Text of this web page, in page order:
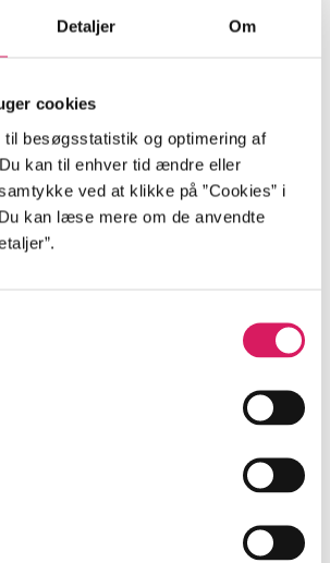
Detaljer Om
cookies
besøgsstatistik og optimering af
kan til enhver tid ændre eller
ved at klikke på ”Cookies” i
kan læse mere om de anvendte
ikke materialer med det søgeord,
til
emner
på forhånd til en bestemt
specifikt på emne, forfatter,
på, men her gør du det ved
i din søgning, skal du kende til
hedder CQL (Command Query